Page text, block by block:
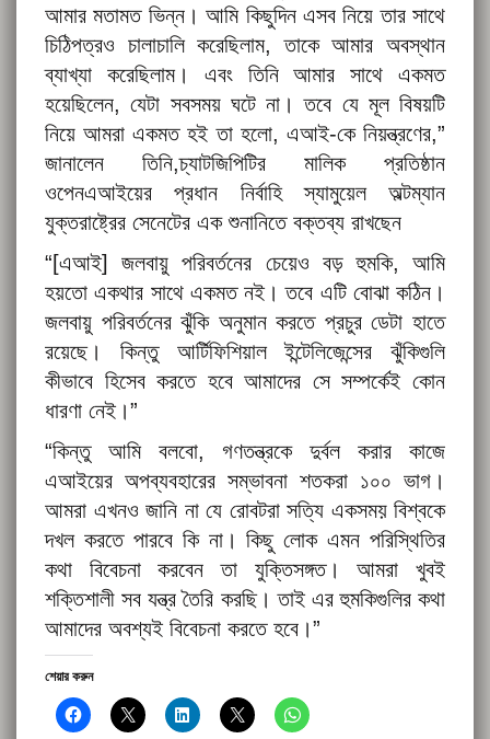
আমার মতামত ভিন্ন। আমি কিছুদিন এসব নিয়ে তার সাথে
চিঠিপত্রও চালাচালি করেছিলাম, তাকে আমার অবস্থান
ব্যাখ্যা করেছিলাম। এবং তিনি আমার সাথে একমত
হয়েছিলেন, যেটা সবসময় ঘটে না। তবে যে মূল বিষয়টি
নিয়ে আমরা একমত হই তা হলো, এআই-কে নিয়ন্ত্রণের,”
জানালেন তিনি,চ্যাটজিপিটির মালিক প্রতিষ্ঠান
ওপেনএআইয়ের প্রধান নির্বাহি স্যামুয়েল অল্টম্যান
যুক্তরাষ্ট্রের সেনেটের এক শুনানিতে বক্তব্য রাখছেন
“[এআই] জলবায়ু পরিবর্তনের চেয়েও বড় হুমকি, আমি
হয়তো একথার সাথে একমত নই। তবে এটি বোঝা কঠিন।
জলবায়ু পরিবর্তনের ঝুঁকি অনুমান করতে প্রচুর ডেটা হাতে
রয়েছে। কিন্তু আর্টিফিশিয়াল ইন্টেলিজেন্সের ঝুঁকিগুলি
কীভাবে হিসেব করতে হবে আমাদের সে সম্পর্কেই কোন
ধারণা নেই।”
“কিন্তু আমি বলবো, গণতন্ত্রকে দুর্বল করার কাজে
এআইয়ের অপব্যবহারের সম্ভাবনা শতকরা ১০০ ভাগ।
আমরা এখনও জানি না যে রোবটরা সত্যি একসময় বিশ্বকে
দখল করতে পারবে কি না। কিছু লোক এমন পরিস্থিতির
কথা বিবেচনা করবেন তা যুক্তিসঙ্গত। আমরা খুবই
শক্তিশালী সব যন্ত্র তৈরি করছি। তাই এর হুমকিগুলির কথা
আমাদের অবশ্যই বিবেচনা করতে হবে।”
শেয়ার করুন